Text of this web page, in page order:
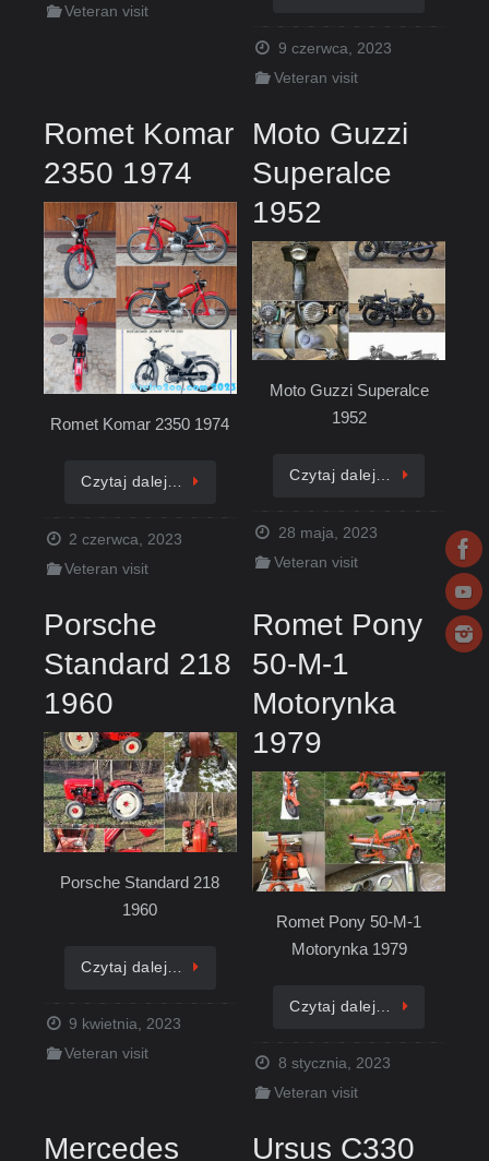
Veteran visit
9 czerwca, 2023
Veteran visit
Romet Komar
2350 1974
Romet Komar 2350 1974
Czytaj dalej…
2 czerwca, 2023
Veteran visit
Moto Guzzi
Superalce
1952
Moto Guzzi Superalce
1952
Czytaj dalej…
28 maja, 2023
Veteran visit
Porsche
Standard 218
1960
Porsche Standard 218
1960
Czytaj dalej…
9 kwietnia, 2023
Veteran visit
Romet Pony
50-M-1
Motorynka
1979
Romet Pony 50-M-1
Motorynka 1979
Czytaj dalej…
8 stycznia, 2023
Veteran visit
Mercedes Ursus C330